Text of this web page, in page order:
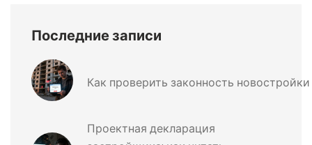
Последние записи
Как проверить законность
Проектная декларация